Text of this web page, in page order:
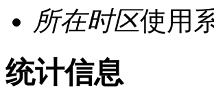
所在时区使用
统计信息